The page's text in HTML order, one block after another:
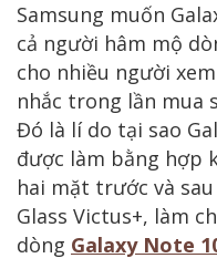
Samsung muốn
cả người hâm mộ
cho nhiều người
nhắc trong lần mua
Đó là lí do tại sao
được làm bằng hợp
hai mặt trước và
Glass Victus+, làm
dòng Galaxy Note